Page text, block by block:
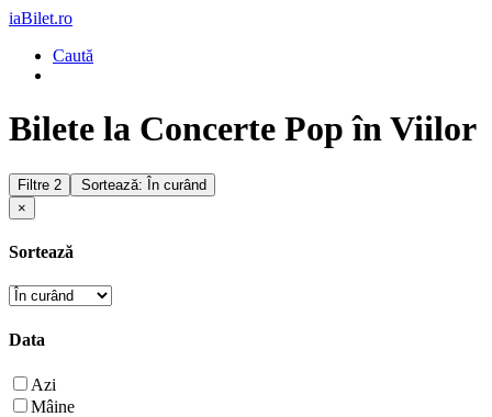
iaBilet.ro
Caută
Bilete la Concerte Pop în Viilor
Filtre 2
Sortează: În curând
×
Sortează
Data
Azi
Mâine